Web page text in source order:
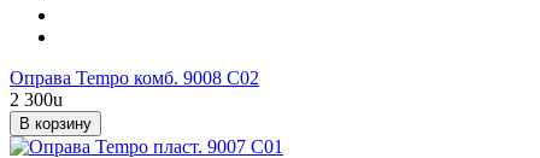
Оправа Tempo комб. 9008 С02
2 300u
В корзину